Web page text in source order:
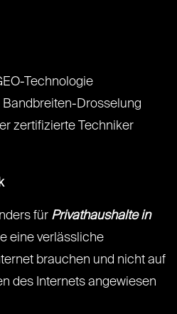
Technologie
Bandbreiten-Drosselung
zertifizierte Techniker
für Privathaushalte in
eine verlässliche
brauchen und nicht auf
des Internets angewiesen